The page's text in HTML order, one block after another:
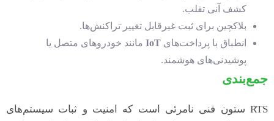
کشف آنی تقلب.
بلاکچین برای ثبت غیرقابل تغییر تراکنش‌ها.
انطباق با پرداخت‌هایIoT مانند خودروهای متصل یا
پوشیدنی‌های هوشمند.
جمع‌بندی
RTS ستون فنی نامرئی است که امنیت و ثبات سیستم‌های